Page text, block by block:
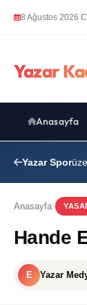
8 Ağustos 2026
Yazar
Anasayfa
Yazar Spor
Anasayfa
Hande
E Yazar